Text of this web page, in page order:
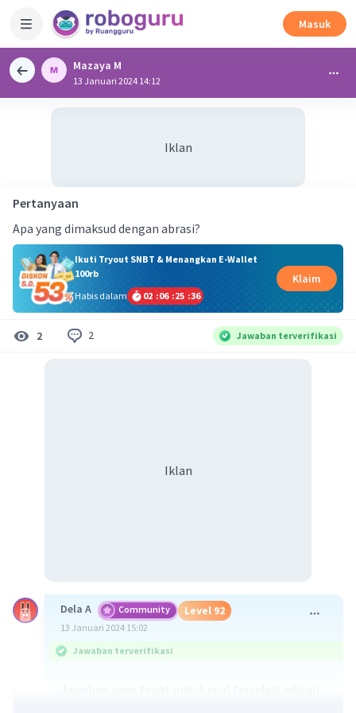
Masuk
Mazaya M
13 Januari 2024 14:12
Iklan
Pertanyaan
Apa yang dimaksud dengan abrasi?
Ikuti Tryout SNBT & Menangkan E-Wallet
100rb
Habis dalam
02 :06 :25 :35
Klaim
2 2 Jawaban terverifikasi
Iklan
Dela A Community Level 92
13 Januari 2024 15:02
Jawaban terverifikasi